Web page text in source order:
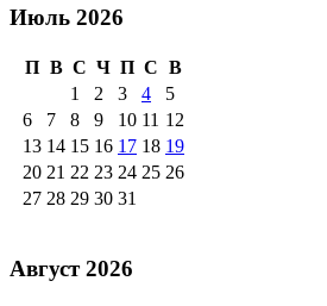
Июль 2026
П В С Ч П С В
1
2 3 4
5
6
7 8 9 10 11 12
13 14 15 16 17 18 19
20 21 22 23 24 25 26
27 28 29 30 31
Август 2026